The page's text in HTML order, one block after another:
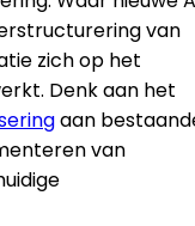
van
zich op het
Denk aan het
aan
van